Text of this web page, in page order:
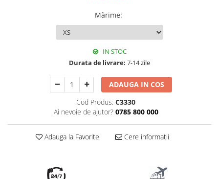
Mărime:
IN STOC
Durata de livrare: 7-14 zile
ADAUGA IN COS
Cod Produs: C3330
Ai nevoie de ajutor? 0785 800 000
Adauga la Favorite Cere informatii